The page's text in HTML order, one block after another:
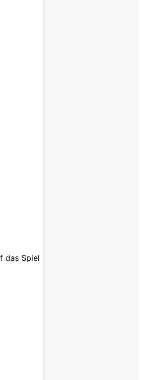
das Spiel